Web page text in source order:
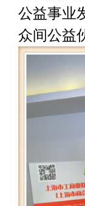
公益事业
众间公益